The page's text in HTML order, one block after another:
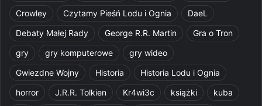
Crowley
Czytamy Pieśń Lodu i Ognia
DaeL
Debaty Małej Rady
George R.R. Martin
Gra o Tron
gry
gry komputerowe
gry wideo
Gwiezdne Wojny
Historia
Historia Lodu i Ognia
horror
J.R.R. Tolkien Kr4wi3c książki
kuba